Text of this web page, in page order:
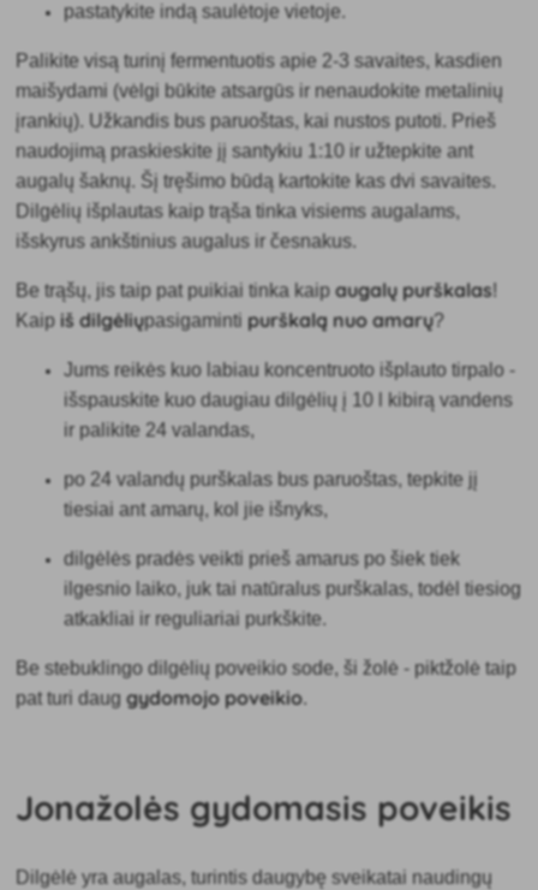
pastatykite indą saulėtoje vietoje.
Palikite visą turinį fermentuotisapie 2-3 savaites, kasdien
maišydami (vėlgi būkite atsargūs ir nenaudokite metalinių
įrankių). Užkandis bus paruoštas, kai nustos putoti. Prieš
naudojimą praskieskite jį santykiu 1:10 ir užtepkite ant
augalų šaknų. Šį tręšimo būdą kartokite kas dvi savaites.
Dilgėlių išplautas kaip trąša tinka visiems augalams,
išskyrus ankštinius augalus ir česnakus.
Be trąšų, jis taip pat puikiai tinka kaipaugalų purškalas
Kaipiš dilgėliųpasigamintipurškalą nuo amarų?
Jums reikės kuo labiau koncentruoto išplauto tirpalo -
išspauskite kuo daugiau dilgėlių į 10 l kibirą vandens
ir palikite 24 valandas,
po24 valandų purškalas bus paruoštas, tepkite jį
tiesiai ant amarų, kol jie išnyks,
dilgėlės pradės veikti prieš amarus po šiek tiek
ilgesnio laiko, juk tai natūralus purškalas, todėl tiesiog
atkakliai ir reguliariai purkškite.
Be stebuklingo dilgėlių poveikio sode, ši žolė - piktžolė taip
pat turi dauggydomojo poveikio.
Jonažolės gydomasis poveikis
Dilgėlė yra augalas,turintis daugybę sveikatai naudingų